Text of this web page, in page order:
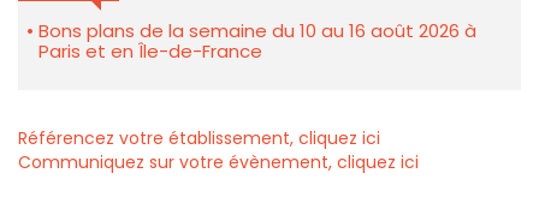
Bons plans de la semaine du 10 au 16 août 2026 à
Paris et en Île-de-France
Référencez votre établissement, cliquez ici
Communiquez sur votre évènement, cliquez ici